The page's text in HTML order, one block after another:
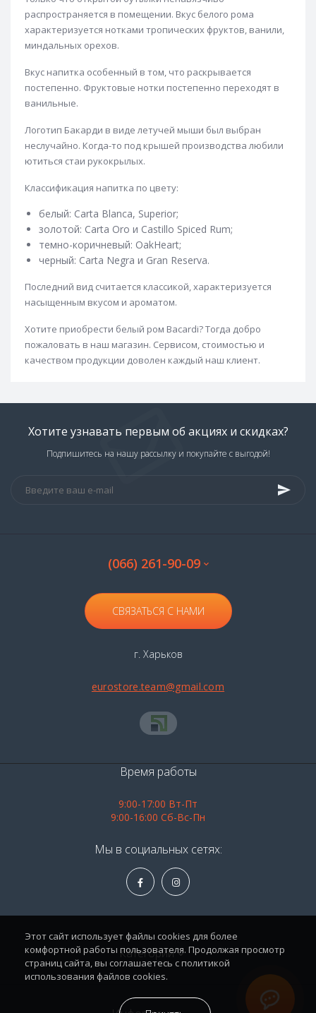
распространяется в помещении. Вкус белого рома
характеризуется нотками тропических фруктов, ванили,
миндальных орехов.
Вкус напитка особенный в том, что раскрывается
постепенно. Фруктовые нотки постепенно переходят в
ванильные.
Логотип Бакарди в виде летучей мыши был выбран
неслучайно. Когда-то под крышей производства любили
ютиться стаи рукокрылых.
Классификация напитка по цвету:
белый: Carta Blanca, Superior;
золотой: Carta Oro и Castillo Spiced Rum;
темно-коричневый: OakHeart;
черный: Carta Negra и Gran Reserva.
Последний вид считается классикой, характеризуется
насыщенным вкусом и ароматом.
Хотите приобрести белый ром Bacardi? Тогда добро
пожаловать в наш магазин. Сервисом, стоимостью и
качеством продукции доволен каждый наш клиент.
Хотите узнавать первым об акциях и скидках?
Подпишитесь на нашу рассылку и покупайте с выгодой!
(066) 261-90-09
СВЯЗАТЬСЯ С НАМИ
г. Харьков
eurostore.team@gmail.com
Категории
Время работы
9:00-17:00 Вт-Пт
9:00-16:00 Сб-Вс-Пн
Мы в социальных сетях:
Этот сайт использует файлы cookies для более
комфортной работы пользователя. Продолжая просмотр
страниц сайта, вы соглашаетесь с политикой
использования файлов cookies.